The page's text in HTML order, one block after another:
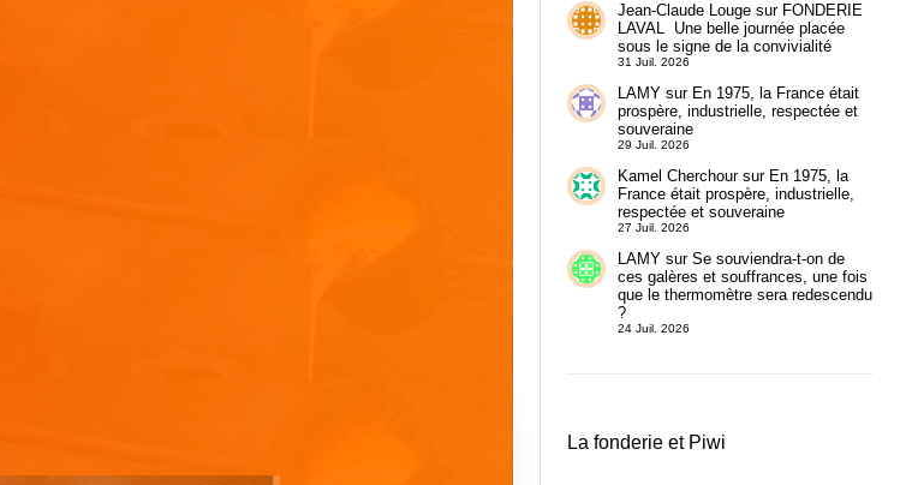
Jean-Claude Lougesur FONDERIE
LAVAL Une belle journée placée
sous le signe de la convivialité
31 Juil. 2026
LAMYsur En 1975, la France était
prospère, industrielle, respectée et
souveraine
29 Juil. 2026
Kamel Cherchoursur En 1975, la
France était prospère, industrielle,
respectée et souveraine
27 Juil. 2026
LAMYsur Se souviendra-t-on de
ces galères et souffrances, une fois
que le thermomètre sera redescendu
?
24 Juil. 2026
La fonderie et Piwi